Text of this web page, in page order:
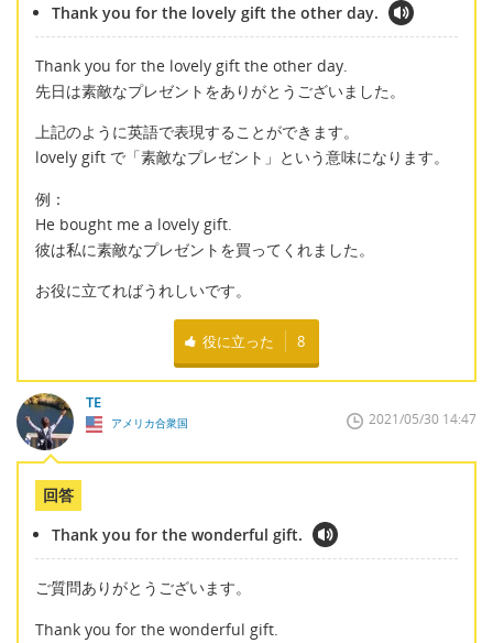
Thank you for the lovely gift the other day.
Thank you for the lovely gift the other day.
先日は素敵なプレゼントをありがとうございました。
上記のように英語で表現することができます。
lovely gift で「素敵なプレゼント」という意味になります。
例：
He bought me a lovely gift.
彼は私に素敵なプレゼントを買ってくれました。
お役に立てればうれしいです。
役に立った 8
TE
アメリカ合衆国 2021/05/30 14:47
回答
Thank you for the wonderful gift.
ご質問ありがとうございます。
Thank you for the wonderful gift.